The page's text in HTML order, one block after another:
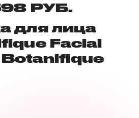
РУБ.
для лица
Facial
Botanifique